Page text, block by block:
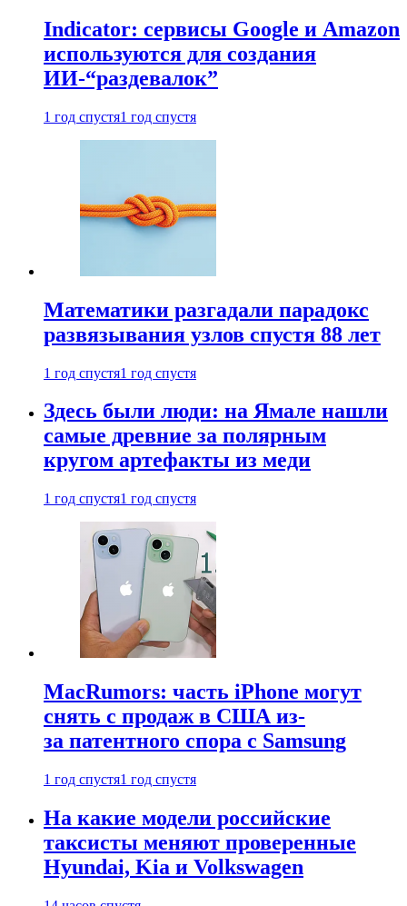
Indicator: сервисы Google и Amazon
используются для создания
ИИ-“раздевалок”
1 год спустя1 год спустя
Математики разгадали парадокс
развязывания узлов спустя 88 лет
1 год спустя1 год спустя
Здесь были люди: на Ямале нашли
самые древние за полярным
кругом артефакты из меди
1 год спустя1 год спустя
MacRumors: часть iPhone могут
снять с продаж в США из-
за патентного спора с Samsung
1 год спустя1 год спустя
На какие модели российские
таксисты меняют проверенные
Hyundai, Kia и Volkswagen